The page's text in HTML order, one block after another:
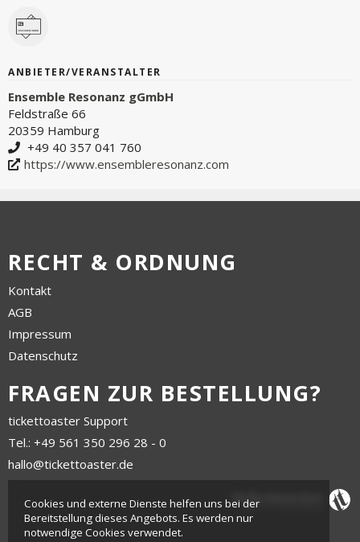
ANBIETER/VERANSTALTER
Ensemble Resonanz gGmbH
Feldstraße 66
20359 Hamburg
+49 40 357 041 760
https://www.ensembleresonanz.com
RECHT & ORDNUNG
Kontakt
AGB
Impressum
Datenschutz
FRAGEN ZUR BESTELLUNG?
tickettoaster Support
Tel.: +49 561 350 296 28 - 0
hallo@tickettoaster.de
Cookies und externe Dienste helfen uns bei der
Bereitstellung dieses Angebots. Es werden nur
notwendige Cookies verwendet.